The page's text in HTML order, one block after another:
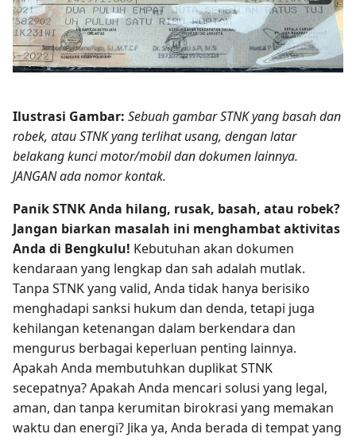
Ilustrasi Gambar: Sebuah gambar STNK yang basah dan
robek, atau STNK yang terlihat usang, dengan latar
belakang kunci motor/mobil dan dokumen lainnya.
JANGAN ada nomor kontak.
Panik STNK Anda hilang, rusak, basah, atau robek?
Jangan biarkan masalah ini menghambat aktivitas
Anda di Bengkulu! Kebutuhan akan dokumen
kendaraan yang lengkap dan sah adalah mutlak.
Tanpa STNK yang valid, Anda tidak hanya berisiko
menghadapi sanksi hukum dan denda, tetapi juga
kehilangan ketenangan dalam berkendara dan
mengurus berbagai keperluan penting lainnya.
Apakah Anda membutuhkan duplikat STNK
secepatnya? Apakah Anda mencari solusi yang legal,
aman, dan tanpa kerumitan birokrasi yang memakan
waktu dan energi? Jika ya, Anda berada di tempat yang